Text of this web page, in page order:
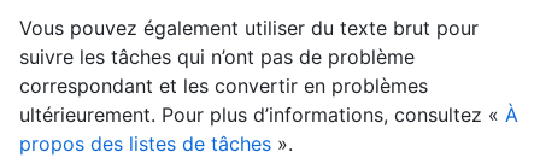
Vous pouvez également utiliser du texte brut pour
suivre les tâches qui n’ont pas de problème
correspondant et les convertir en problèmes
ultérieurement. Pour plus d’informations, consultez « À
propos des listes de tâches ».